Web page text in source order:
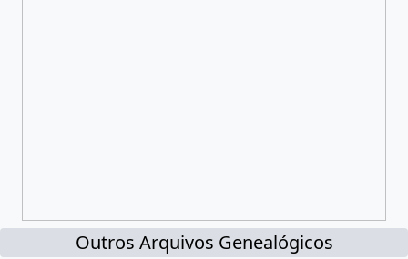
Outros Arquivos Genealógicos